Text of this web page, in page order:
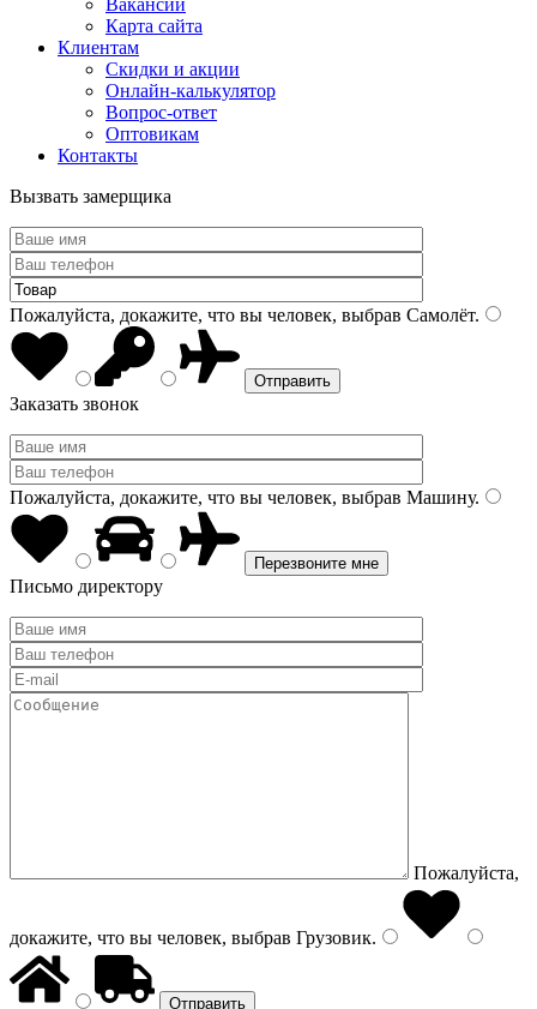
Вакансии
Карта сайта
Клиентам
Скидки и акции
Онлайн-калькулятор
Вопрос-ответ
Оптовикам
Контакты
Вызвать замерщика
Пожалуйста, докажите, что вы человек, выбрав Самолёт.
Заказать звонок
Пожалуйста, докажите, что вы человек, выбрав Машину.
Письмо директору
Пожалуйста,
докажите, что вы человек, выбрав Грузовик.